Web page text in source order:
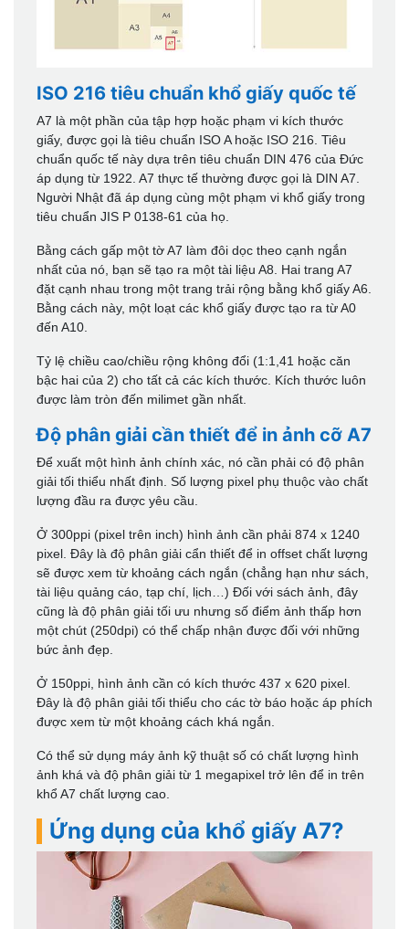
ISO 216 tiêu chuẩn khổ giấy quốc tế
A7 là một phần của tập hợp hoặc phạm vi kích thước
giấy, được gọi là tiêu chuẩn ISO A hoặc ISO 216. Tiêu
chuẩn quốc tế này dựa trên tiêu chuẩn DIN 476 của Đức
áp dụng từ 1922. A7 thực tế thường được gọi là DIN A7.
Người Nhật đã áp dụng cùng một phạm vi khổ giấy trong
tiêu chuẩn JIS P 0138-61 của họ.
Bằng cách gấp một tờ A7 làm đôi dọc theo cạnh ngắn
nhất của nó, bạn sẽ tạo ra một tài liệu A8. Hai trang A7
đặt cạnh nhau trong một trang trải rộng bằng khổ giấy A6.
Bằng cách này, một loạt các khổ giấy được tạo ra từ A0
đến A10.
Tỷ lệ chiều cao/chiều rộng không đổi (1:1,41 hoặc căn
bậc hai của 2) cho tất cả các kích thước. Kích thước luôn
được làm tròn đến milimet gần nhất.
Độ phân giải cần thiết để in ảnh cỡ A7
Để xuất một hình ảnh chính xác, nó cần phải có độ phân
giải tối thiểu nhất định. Số lượng pixel phụ thuộc vào chất
lượng đầu ra được yêu cầu.
Ở 300ppi (pixel trên inch) hình ảnh cần phải 874 x 1240
pixel. Đây là độ phân giải cẩn thiết để in offset chất lượng
sẽ được xem từ khoảng cách ngắn (chẳng hạn như sách,
tài liệu quảng cáo, tạp chí, lịch…) Đối với sách ảnh, đây
cũng là độ phân giải tối ưu nhưng số điểm ảnh thấp hơn
một chút (250dpi) có thể chấp nhận được đối với những
bức ảnh đẹp.
Ở 150ppi, hình ảnh cần có kích thước 437 x 620 pixel.
Đây là độ phân giải tối thiểu cho các tờ báo hoặc áp phích
được xem từ một khoảng cách khá ngắn.
Có thể sử dụng máy ảnh kỹ thuật số có chất lượng hình
ảnh khá và độ phân giải từ 1 megapixel trở lên để in trên
khổ A7 chất lượng cao.
Ứng dụng của khổ giấy A7?